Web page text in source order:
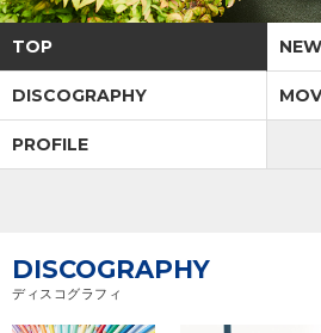
ジャンル
オーディション
会社情報
TOP
DISCOGRAPHY
PROFILE
DISCOGRAPHY
ディスコグラフィ